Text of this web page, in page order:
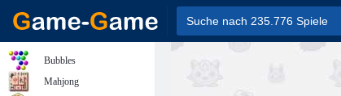
Bubbles
Mahjong